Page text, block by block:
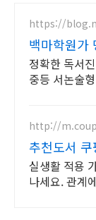
https://
백마학원가
정확한 독서
중등 서논술
http://
추천도서
실생활 적용
나세요. 관계